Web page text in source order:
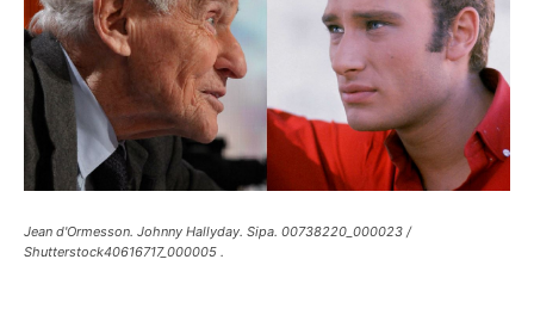
Jean d'Ormesson. Johnny Hallyday. Sipa. 00738220_000023 /
Shutterstock40616717_000005 .